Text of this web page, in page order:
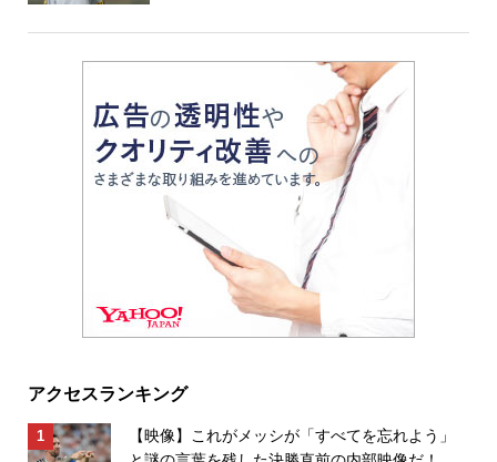
アクセスランキング
【映像】これがメッシが「すべてを忘れよう」